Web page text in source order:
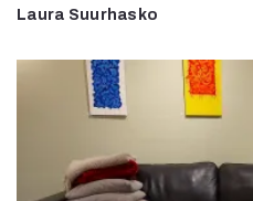
Laura Suurhasko